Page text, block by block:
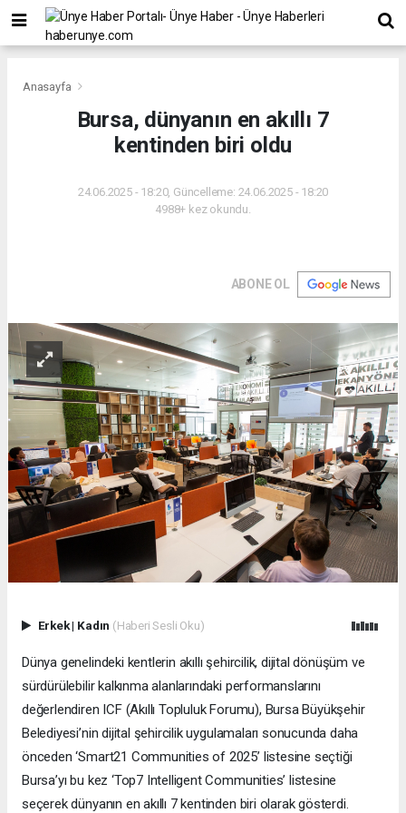
Anasayfa
Bursa, dünyanın en akıllı 7
kentinden biri oldu
24.06.2025 - 18:20, Güncelleme: 24.06.2025 - 18:20
4988+ kez okundu.
ABONE OL
Erkek| Kadın (Haberi Sesli Oku)
Dünya genelindeki kentlerin akıllı şehircilik, dijital dönüşüm ve
sürdürülebilir kalkınma alanlarındaki performanslarını
değerlendiren ICF (Akıllı Topluluk Forumu), Bursa Büyükşehir
Belediyesi’nin dijital şehircilik uygulamaları sonucunda daha
önceden ‘Smart21 Communities of 2025’ listesine seçtiği
Bursa’yı bu kez ‘Top7 Intelligent Communities’ listesine
seçerek dünyanın en akıllı 7 kentinden biri olarak gösterdi.